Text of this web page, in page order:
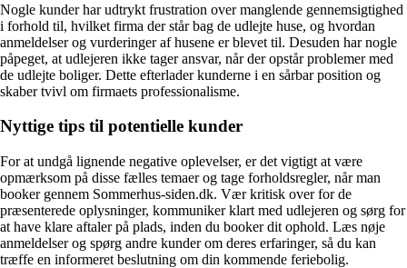
Nogle kunder har udtrykt frustration over manglende gennemsigtighed
i forhold til, hvilket firma der står bag de udlejte huse, og hvordan
anmeldelser og vurderinger af husene er blevet til. Desuden har nogle
påpeget, at udlejeren ikke tager ansvar, når der opstår problemer med
de udlejte boliger. Dette efterlader kunderne i en sårbar position og
skaber tvivl om firmaets professionalisme.
Nyttige tips til potentielle kunder
For at undgå lignende negative oplevelser, er det vigtigt at være
opmærksom på disse fælles temaer og tage forholdsregler, når man
booker gennem Sommerhus-siden.dk. Vær kritisk over for de
præsenterede oplysninger, kommuniker klart med udlejeren og sørg for
at have klare aftaler på plads, inden du booker dit ophold. Læs nøje
anmeldelser og spørg andre kunder om deres erfaringer, så du kan
træffe en informeret beslutning om din kommende feriebolig.